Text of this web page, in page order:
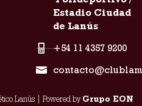
Estadio Ciudad
de Lanús
+54 11 4357 9200
Lanús | Powered byGrupo EON